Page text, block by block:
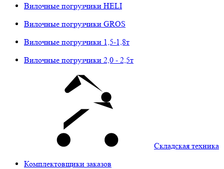
Вилочные погрузчики HELI
Вилочные погрузчики GROS
Вилочные погрузчики 1,5-1,8т
Вилочные погрузчики 2,0 - 2,5т
Складская техника
Комплектовщики заказов